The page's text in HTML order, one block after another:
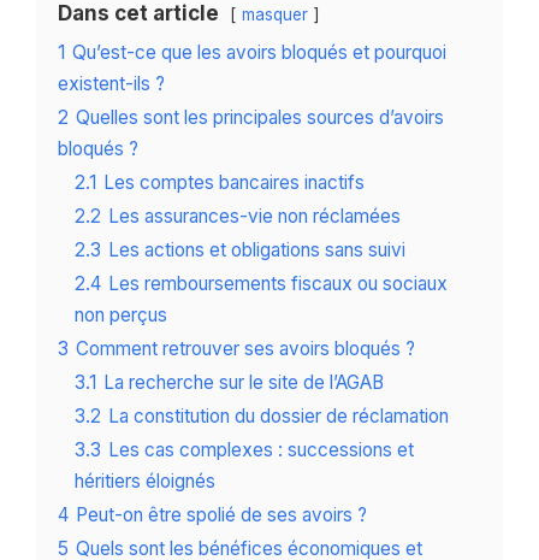
Dans cet article masquer
1 Qu’est-ce que les avoirs bloqués et pourquoi
existent-ils ?
2 Quelles sont les principales sources d’avoirs
bloqués ?
2.1 Les comptes bancaires inactifs
2.2 Les assurances-vie non réclamées
2.3 Les actions et obligations sans suivi
2.4 Les remboursements fiscaux ou sociaux
non perçus
3 Comment retrouver ses avoirs bloqués ?
3.1 La recherche sur le site de l’AGAB
3.2 La constitution du dossier de réclamation
3.3 Les cas complexes : successions et
héritiers éloignés
4 Peut-on être spolié de ses avoirs ?
5 Quels sont les bénéfices économiques et